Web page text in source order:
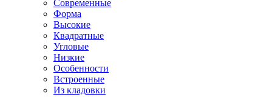
Современные
Форма
Высокие
Квадратные
Угловые
Низкие
Особенности
Встроенные
Из кладовки